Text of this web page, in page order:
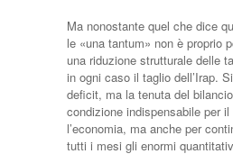
Ma nono­stante quel che dice
le «una tantum» non è proprio
una riduzione strutturale delle
in ogni caso il taglio dell’Irap.
deficit, ma la tenuta del
condizione indi­spensabile per
l’economia, ma anche per
tutti i mesi gli enormi